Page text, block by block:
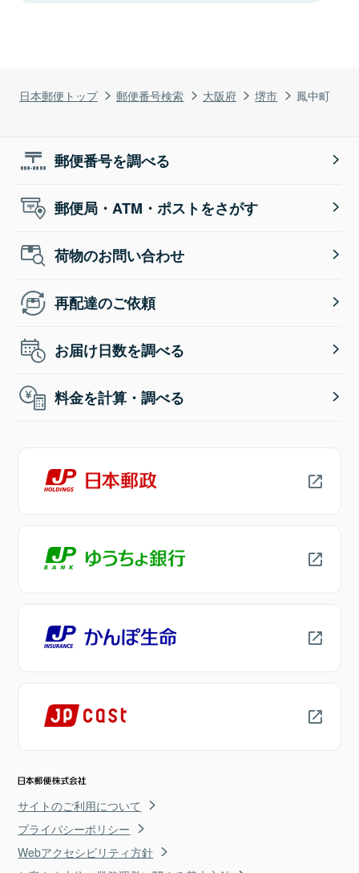
日本郵便トップ 郵便番号検索 大阪府 堺市 鳳中町
郵便番号を調べる
郵便局・ATM・ポストをさがす
荷物のお問い合わせ
再配達のご依頼
お届け日数を調べる
料金を計算・調べる
サイトのご利用について
プライバシーポリシー
Webアクセシビリティ方針